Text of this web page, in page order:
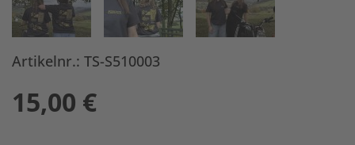
Artikelnr.: TS-S510003
15,00 €